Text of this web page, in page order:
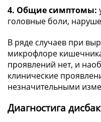
4. Общие симптомы:
головные боли,
В ряде случаев при
микрофлоре
проявлений нет, и
клинические
незначительными
Диагностига